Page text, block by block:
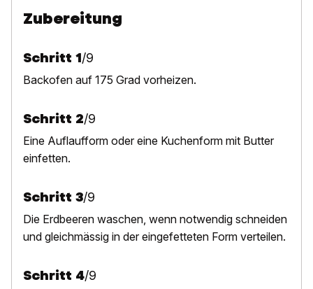
Zubereitung
Schritt 1/9
Backofen auf 175 Grad vorheizen.
Schritt 2/9
Eine Auflaufform oder eine Kuchenform mit Butter
einfetten.
Schritt 3/9
Die Erdbeeren waschen, wenn notwendig schneiden
und gleichmässig in der eingefetteten Form verteilen.
Schritt 4/9